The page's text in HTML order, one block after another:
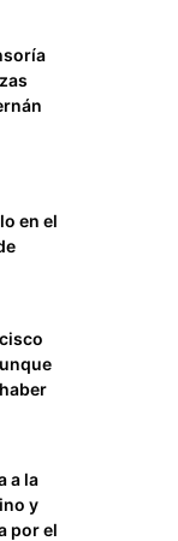
en el
a la
y
por el